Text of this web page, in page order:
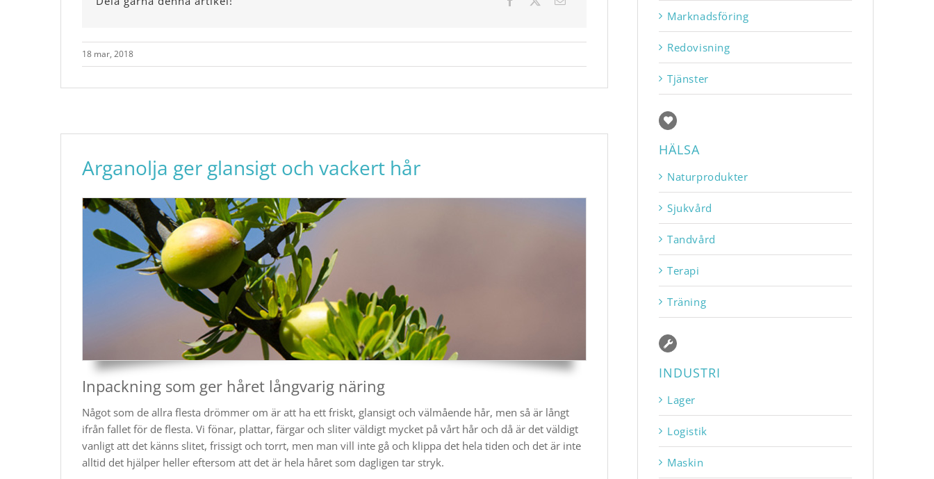
18 mar, 2018
Arganolja ger glansigt och vackert hår
Inpackning som ger håret långvarig näring
Något som de allra flesta drömmer om är att ha ett friskt, glansigt och välmående hår, men så är långt
ifrån fallet för de flesta. Vi fönar, plattar, färgar och sliter väldigt mycket på vårt hår och då är det väldigt
vanligt att det känns slitet, frissigt och torrt, men man vill inte gå och klippa det hela tiden och det är inte
alltid det hjälper heller eftersom att det är hela håret som dagligen tar stryk.
Marknadsföring
Redovisning
Tjänster
HÄLSA
Naturprodukter
Sjukvård
Tandvård
Terapi
Träning
INDUSTRI
Lager
Logistik
Maskin